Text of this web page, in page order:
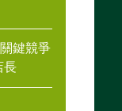
鍵競爭
長